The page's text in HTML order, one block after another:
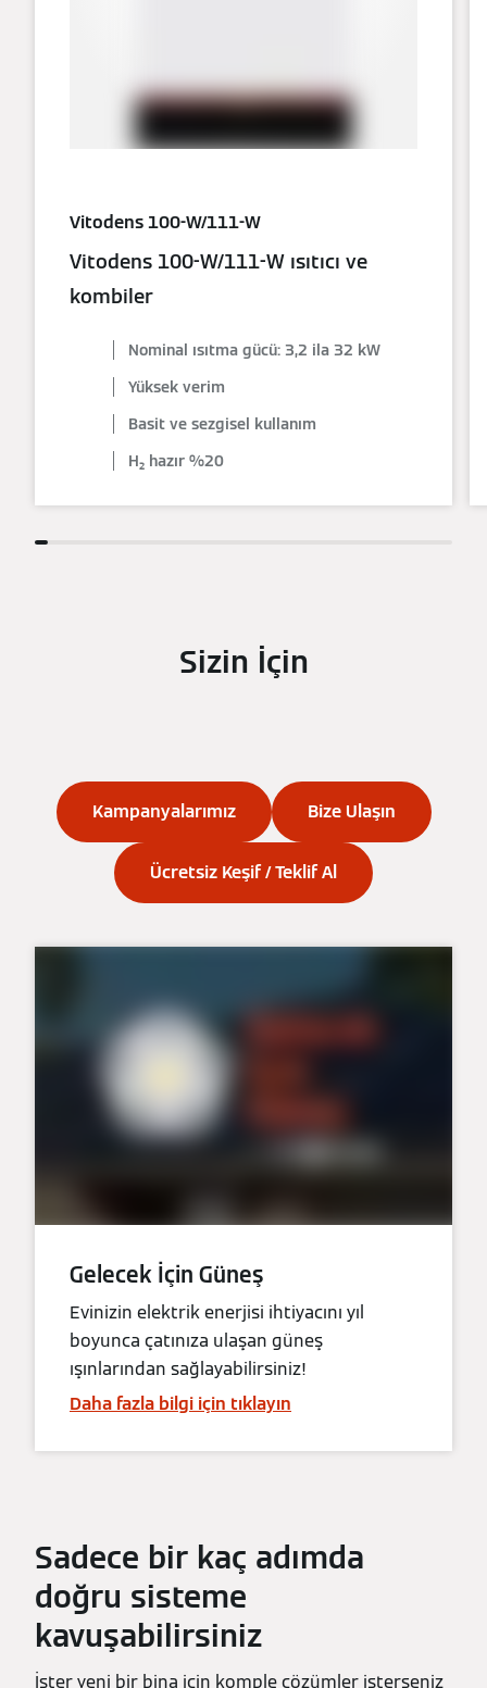
Vitodens 100-W/111-W
Vitodens 100-W/111-W ısıtıcı ve
kombiler
Nominal ısıtma gücü: 3,2 ila 32 kW
Yüksek verim
Basit ve sezgisel kullanım
H₂ hazır %20
Sizin İçin
Kampanyalarımız Bize Ulaşın
Ücretsiz Keşif / Teklif Al
Gelecek İçin Güneş
Evinizin elektrik enerjisi ihtiyacını yıl
boyunca çatınıza ulaşan güneş
ışınlarından sağlayabilirsiniz!
Daha fazla bilgi için tıklayın
Sadece bir kaç adımda
doğru sisteme
kavuşabilirsiniz
İster yeni bir bina için komple çözümler isterseniz